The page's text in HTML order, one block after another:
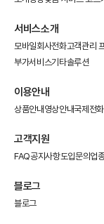
서비스소개
모바일회사전화고객관리
부가서비스기타솔루션
이용안내
상품안내 영상안내국제전
고객지원
FAQ공지사항도입문의 업
블로그
블로그